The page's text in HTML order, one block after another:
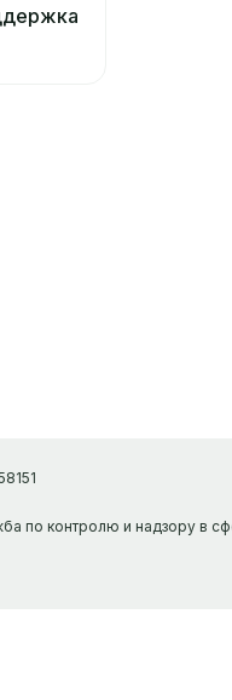
по контролю и надзору в